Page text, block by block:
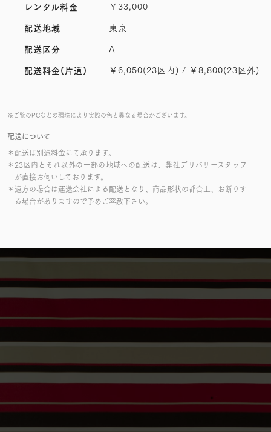
※ご覧のPCなどの環境により実際の色と異なる場合がございます。
配送について
＊配送は別途料金にて承ります。
＊23区内とそれ以外の一部の地域への配送は、弊社デリバリースタッフ
が直接お伺いしております。
＊遠方の場合は運送会社による配送となり、商品形状の都合上、お断りす
る場合がありますので予めご容赦下さい。
レンタル料金 ￥33,000
配送地域 東京
配送区分 A
配送料金(片道) ￥6,050(23区内) / ￥8,800(23区外)